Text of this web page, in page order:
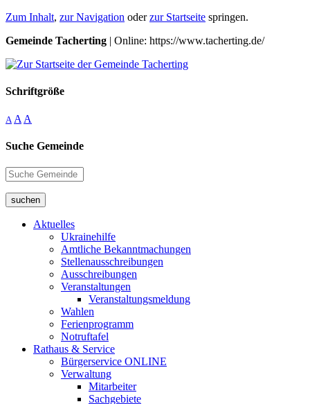
Zum Inhalt, zur Navigation oderzur Startseite springen.
Gemeinde Tacherting | Online: https://www.tacherting.de/
Schriftgröße
A A A
Suche Gemeinde
suchen
Aktuelles
Ukrainehilfe
Amtliche Bekanntmachungen
Stellenausschreibungen
Ausschreibungen
Veranstaltungen
Veranstaltungsmeldung
Wahlen
Ferienprogramm
Notruftafel
Rathaus & Service
Bürgerservice ONLINE
Verwaltung
Mitarbeiter
Sachgebiete